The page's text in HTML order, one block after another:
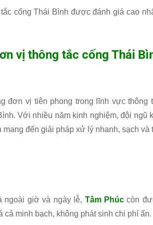
cống Thái Bình được đánh giá cao
vị thông tắc cống Thái
đơn vị tiên phong trong lĩnh vực thông
Với nhiều năm kinh nghiệm, đội ngũ
mang đến giải pháp xử lý nhanh, sạch và
ngoài giờ và ngày lễ, Tâm Phúc còn
cả minh bạch, không phát sinh chi phí ẩn.